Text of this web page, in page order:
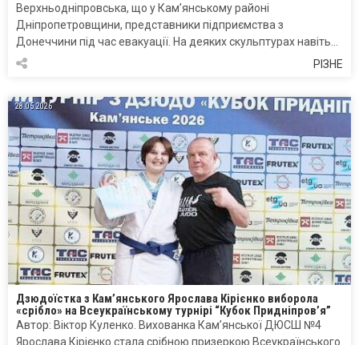
Верхньодніпровська, що у Кам’янському районі
Дніпропетровщини, представники підприємства з
Донеччини під час евакуації. На деяких скульптурах навіть…
РІЗНЕ
28.05.2026
Дзюдоїстка з Кам’янського Ярослава Кірієнко виборола
«срібло» на Всеукраїнському турнірі “Кубок Придніпров’я”
Автор: Віктор Куленко. Вихованка Кам’янської ДЮСШ №4
Ярослава Кірієнко стала срібною призеркою Всеукраїнського